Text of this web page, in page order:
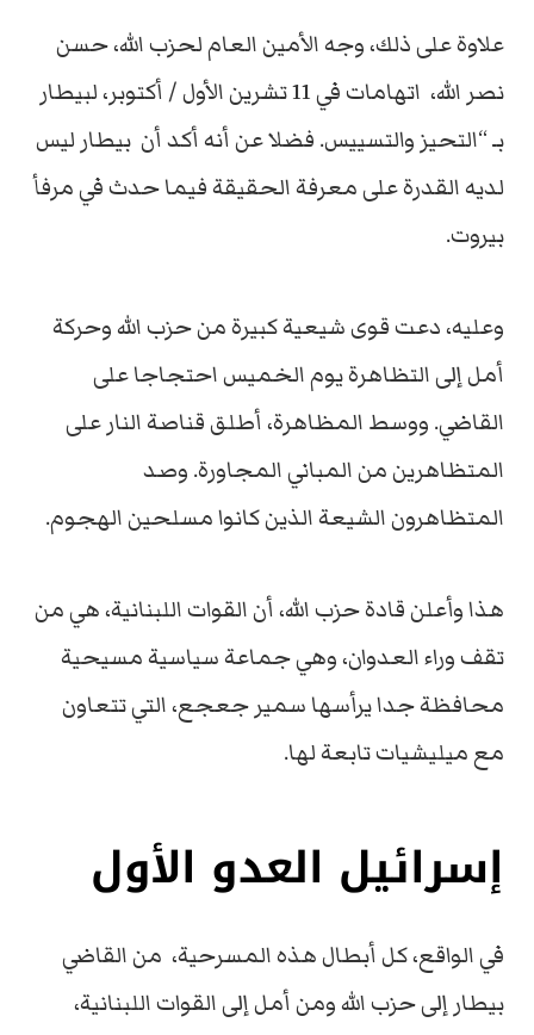
علاوة على ذلك، وجه الأمين العام لحزب الله، حسن
نصر الله، اتهامات في 11 تشرين الأول / أكتوبر، لبيطار
بـ “التحيز والتسييس. فضلا عن أنه أكد أن بيطار ليس
لديه القدرة على معرفة الحقيقة فيما حدث في مرفأ
بيروت.
وعليه، دعت قوى شيعية كبيرة من حزب الله وحركة
أمل إلى التظاهرة يوم الخميس احتجاجا على
القاضي. ووسط المظاهرة، أطلق قناصة النار على
المتظاهرين من المباني المجاورة. وصد
المتظاهرون الشيعة الذين كانوا مسلحين الهجوم.
هذا وأعلن قادة حزب الله، أن القوات اللبنانية، هي من
تقف وراء العدوان، وهي جماعة سياسية مسيحية
محافظة جدا يرأسها سمير جعجع، التي تتعاون
مع ميليشيات تابعة لها.
إسرائيل العدو الأول
في الواقع، كل أبطال هذه المسرحية، من القاضي
بيطار إلى حزب الله ومن أمل إلى القوات اللبنانية،